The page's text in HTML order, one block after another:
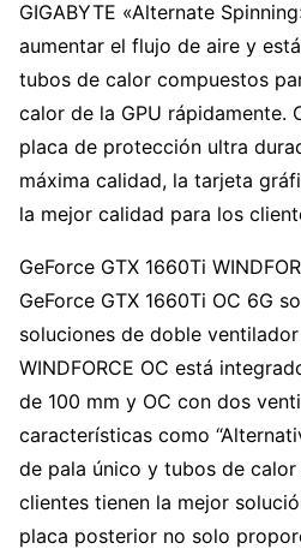
GIGABYTE «Alternate
aumentar el flujo de aire y
tubos de calor compuestos
calor de la GPU rápidamente.
placa de protección ultra
máxima calidad, la tarjeta
la mejor calidad para los
GeForce GTX 1660Ti
GeForce GTX 1660Ti OC 6G
soluciones de doble
WINDFORCE OC está
de 100 mm y OC con dos
características como
de pala único y tubos de
clientes tienen la mejor
placa posterior no solo